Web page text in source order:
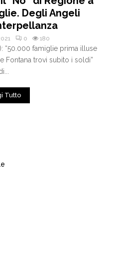
Degli Angeli
0 180
“50.000 famiglie prima illuse
Fontana trovi subito i soldi”
Tutto